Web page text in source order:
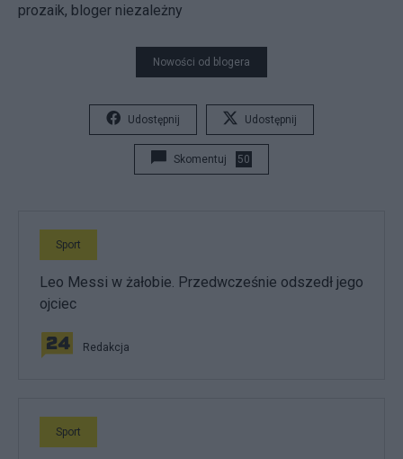
prozaik, bloger niezależny
Nowości od blogera
Udostępnij Udostępnij
Skomentuj 50
Sport
Leo Messi w żałobie. Przedwcześnie odszedł jego
ojciec
Redakcja
Sport